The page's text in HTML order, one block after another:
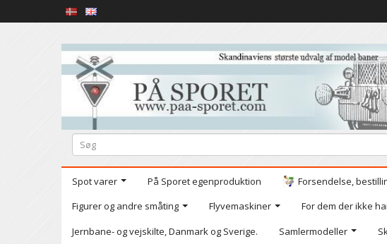
Spot varer På Sporet egenproduktion Forsendelse,
Figurer og andre småting
Flyvemaskiner For dem der ikke
Jernbane- og vejskilte, Danmark og Sverige.
Samlermodeller